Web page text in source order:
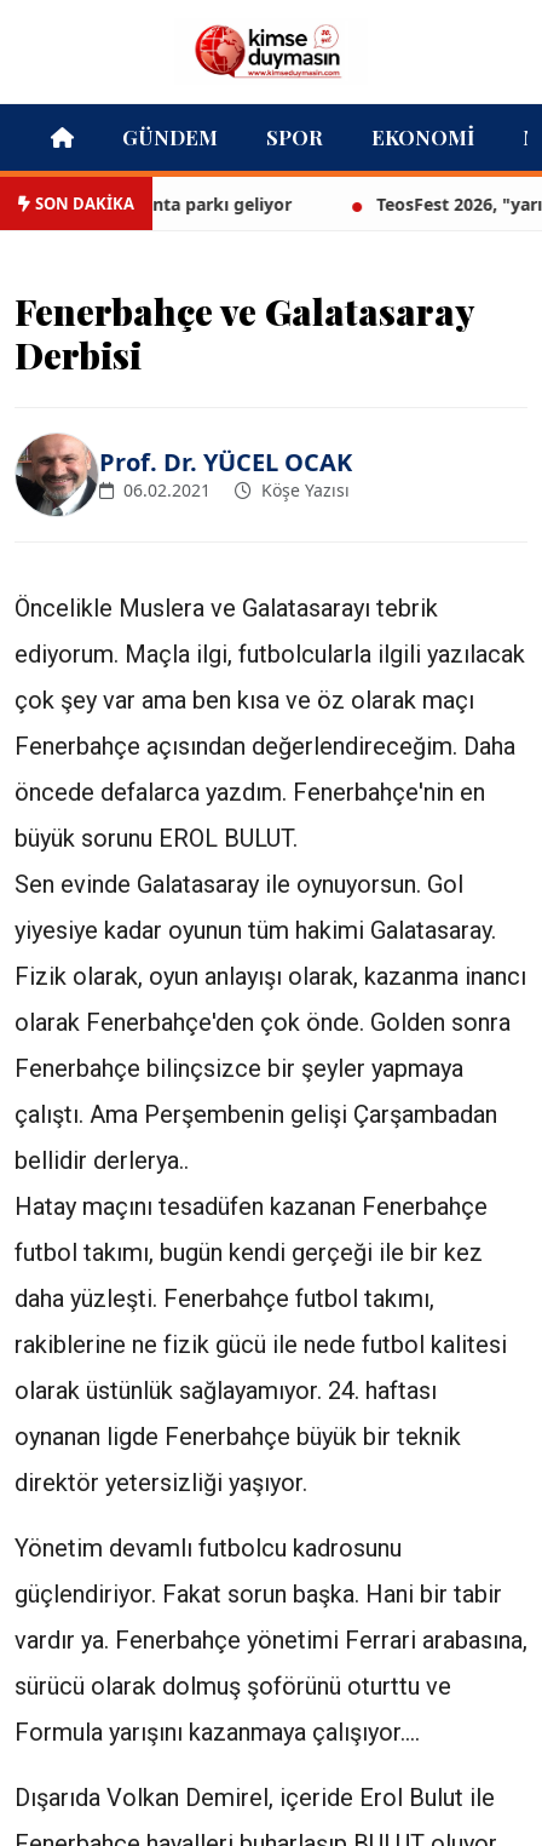
GÜNDEM SPOR EKONOMI
SON DAKİKA
ilk lavanta parkı geliyor TeosFest 2026, "yarın
Fenerbahçe ve Galatasaray
Derbisi
Prof. Dr. YÜCEL OCAK
06.02.2021 Köşe Yazısı
Öncelikle Muslera ve Galatasarayı tebrik
ediyorum. Maçla ilgi, futbolcularla ilgili yazılacak
çok şey var ama ben kısa ve öz olarak maçı
Fenerbahçe açısından değerlendireceğim. Daha
öncede defalarca yazdım. Fenerbahçe'nin en
büyük sorunu EROL BULUT.
Sen evinde Galatasaray ile oynuyorsun. Gol
yiyesiye kadar oyunun tüm hakimi Galatasaray.
Fizik olarak, oyun anlayışı olarak, kazanma inancı
olarak Fenerbahçe'den çok önde. Golden sonra
Fenerbahçe bilinçsizce bir şeyler yapmaya
çalıştı. Ama Perşembenin gelişi Çarşambadan
bellidir derlerya..
Hatay maçını tesadüfen kazanan Fenerbahçe
futbol takımı, bugün kendi gerçeği ile bir kez
daha yüzleşti. Fenerbahçe futbol takımı,
rakiblerine ne fizik gücü ile nede futbol kalitesi
olarak üstünlük sağlayamıyor. 24. haftası
oynanan ligde Fenerbahçe büyük bir teknik
direktör yetersizliği yaşıyor.
Yönetim devamlı futbolcu kadrosunu
güçlendiriyor. Fakat sorun başka. Hani bir tabir
vardır ya. Fenerbahçe yönetimi Ferrari arabasına,
sürücü olarak dolmuş şoförünü oturttu ve
Formula yarışını kazanmaya çalışıyor....
Dışarıda Volkan Demirel, içeride Erol Bulut ile